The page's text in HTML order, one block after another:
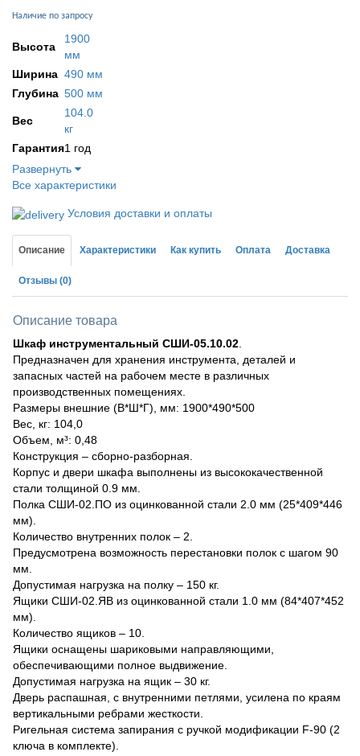
Наличие по запросу
Высота
1900
мм
Ширина 490 мм
Глубина 500 мм
Вес
104.0
кг
Гарантия1 год
Развернуть
Все характеристики
Условия доставки и оплаты
Описание Характеристики Как купить Оплата Доставка
Отзывы (0)
Описание товара
Шкаф инструментальный СШИ-05.10.02
Предназначен для хранения инструмента, деталей и
запасных частей на рабочем месте в различных
производственных помещениях.
Размеры внешние (В*Ш*Г), мм: 1900*490*500
Вес, кг: 104,0
Объем, м³: 0,48
Конструкция – сборно-разборная.
Корпус и двери шкафа выполнены из высококачественной
стали толщиной 0.9 мм.
Полка СШИ-02.ПО из оцинкованной стали 2.0 мм (25*409*446
мм).
Количество внутренних полок – 2.
Предусмотрена возможность перестановки полок с шагом 90
мм.
Допустимая нагрузка на полку – 150 кг.
Ящики СШИ-02.ЯВ из оцинкованной стали 1.0 мм (84*407*452
мм).
Количество ящиков – 10.
Ящики оснащены шариковыми направляющими,
обеспечивающими полное выдвижение.
Допустимая нагрузка на ящик – 30 кг.
Дверь распашная, с внутренними петлями, усилена по краям
вертикальными ребрами жесткости.
Ригельная система запирания с ручкой модификации F-90 (2
ключа в комплекте).